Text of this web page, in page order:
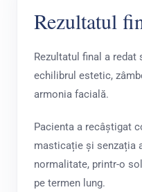
Rezultatul
Rezultatul final a
echilibrul estetic,
armonia facială.
Pacienta a recâștigat
masticație și senzația
normalitate, printr-o
pe termen lung.